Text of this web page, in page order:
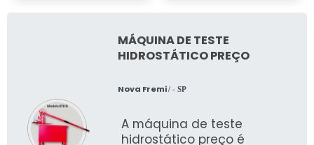
MÁQUINA DE TESTE
HIDROSTÁTICO PREÇO
Nova Fremi/ - SP
A máquina de teste
hidrostático preço é